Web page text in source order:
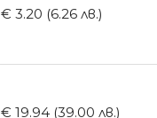
Ваничка за маникюр
€ 3.20 (6.26 лв.)
€ 19.94 (39.00 лв.)